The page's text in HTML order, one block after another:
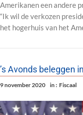
Amerikanen een andere
“Ik wil de verkozen
het hogerhuis van het
’s Avonds beleggen
9 november 2020 in : Fiscaal